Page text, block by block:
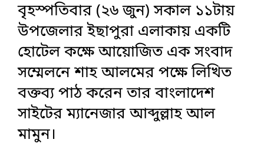
‎বৃহস্পতিবার (২৬ জুন) সকাল ১১টায়
উপজেলার ইছাপুরা এলাকায় একটি
হোটেল কক্ষে আয়োজিত এক সংবাদ
সম্মেলনে শাহ আলমের পক্ষে লিখিত
বক্তব্য পাঠ করেন তার বাংলাদেশ
সাইটের ম্যানেজার আব্দুল্লাহ আল
মামুন।